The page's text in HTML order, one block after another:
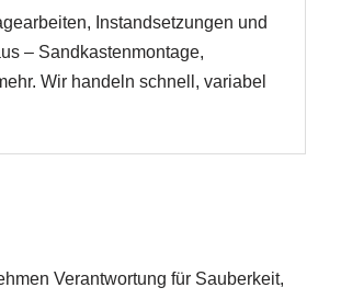
Instandsetzungen und
– Sandkastenmontage,
Wir handeln schnell, variabel
Verantwortung für Sauberkeit,